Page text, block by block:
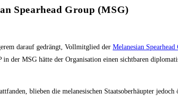
Spearhead Group (MSG)
darauf gedrängt, Vollmitglied der Melanesian
der MSG hätte der Organisation einen sichtbaren
blieben die melanesischen Staatsoberhäupter